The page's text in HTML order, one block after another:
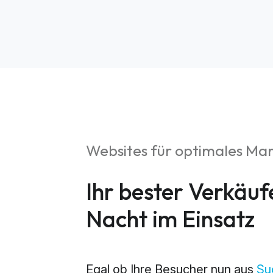
Web
Websites für optimales
Ihr bester
Nacht im Einsatz
Egal ob Ihre Besucher nun aus